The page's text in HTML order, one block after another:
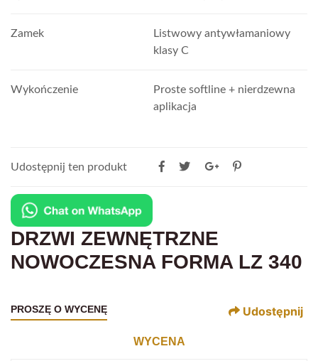
Zamek
Listwowy antywłamaniowy
klasy C
Wykończenie
Proste softline + nierdzewna
aplikacja
Udostępnij ten produkt
DRZWI ZEWNĘTRZNE
NOWOCZESNA FORMA LZ 340
PROSZĘ O WYCENĘ Udostępnij
WYCENA